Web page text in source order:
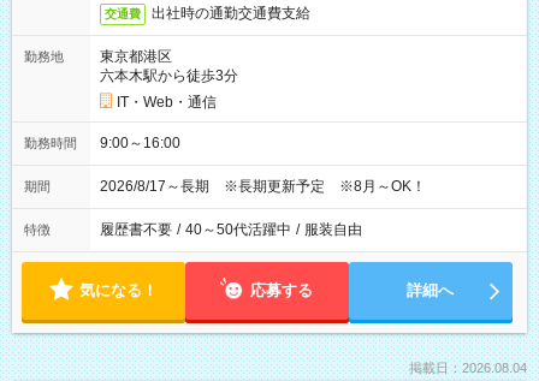
交通費 出社時の通勤交通費支給
勤務地
東京都港区
六本木駅から徒歩3分
IT・Web・通信
勤務時間 9:00～16:00
期間 2026/8/17～長期 ※長期更新予定 ※8月～OK！
特徴 履歴書不要 / 40～50代活躍中 / 服装自由
気になる！ 応募する 詳細へ
掲載日：2026.08.04